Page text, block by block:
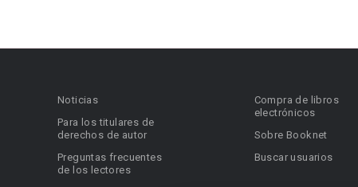
Noticias
Para los titulares de
derechos de autor
Preguntas frecuentes
de los lectores
Compra de libros
electrónicos
Sobre Booknet
Buscar usuarios